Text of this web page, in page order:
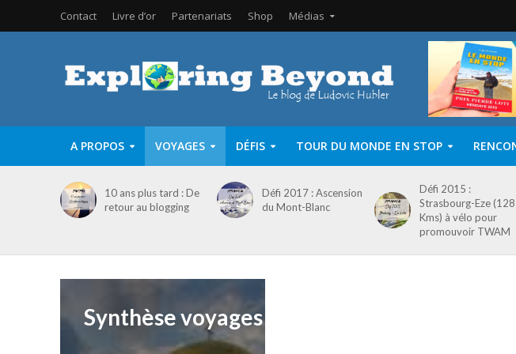
Contact Livre d’or Partenariats Shop Médias
A PROPOS VOYAGES DÉFIS TOUR DU MONDE EN STOP
10 ans plus tard : De
retour au blogging
Défi 2017 : Ascension
du Mont-Blanc
Défi 2015 :
Strasbourg-Eze
Kms) à vélo pour
promouvoir TWAM
Synthèse voyages Bulgarie